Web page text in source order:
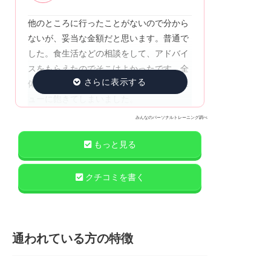
他のところに行ったことがないので分から
ないが、妥当な金額だと思います。普通で
した。食生活などの相談をして、アドバイ
スをもらえたのでそこはよかったです。全
体的には満足して通えたが、だんだんメニ
みんなのパーソナルトレーニング調べ
もっと見る
クチコミを書く
通われている方の特徴